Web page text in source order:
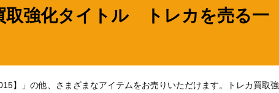
取強化タイトル トレカを売る一
】」の他、さまざまなアイテムをお売りいただけます。トレカ買取強